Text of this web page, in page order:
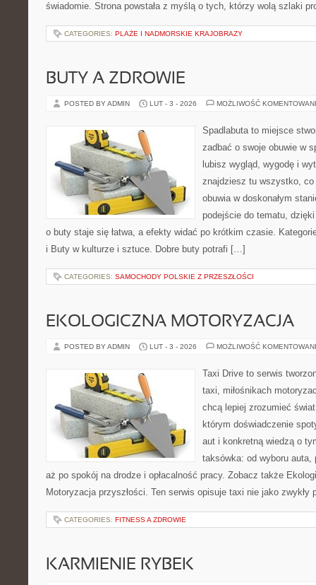
świadomie. Strona powstała z myślą o tych, którzy wolą szlaki
CATEGORIES: PLAŻE I NADMORSKIE KRAJOBRAZY
BUTY A ZDROWIE
POSTED BY ADMIN LUT - 3 - 2026 MOŻLIWOŚĆ
Spadlabuta to miejsce
zadbać o swoje obuwie w
lubisz wygląd, wygodę i
znajdziesz tu wszystko, co
obuwia w doskonałym
podejście do tematu,
o buty staje się łatwa, a efekty widać po krótkim czasie.
i Buty w kulturze i sztuce. Dobre buty potrafi […]
CATEGORIES: SAMOCHODY POLSKIE Z PRZESZŁOŚCI
EKOLOGICZNA MOTORYZACJA
POSTED BY ADMIN LUT - 3 - 2026 MOŻLIWOŚĆ
Taxi Drive to serwis
taxi, miłośnikach
chcą lepiej zrozumieć
którym doświadczenie
aut i konkretną wiedzą o
taksówka: od wyboru
aż po spokój na drodze i opłacalność pracy. Zobacz także
Motoryzacja przyszłości. Ten serwis opisuje taxi nie jako
CATEGORIES: FITNESS A ZDROWIE
KARMIENIE RYBEK